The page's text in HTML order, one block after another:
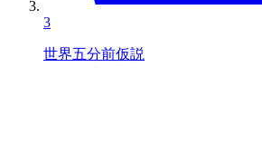
3
世界五分前仮説